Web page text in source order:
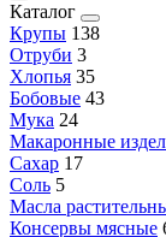
Каталог
Крупы 138
Отруби 3
Хлопья 35
Бобовые 43
Мука 24
Макаронные
Сахар 17
Соль 5
Масла
Консервы мясные